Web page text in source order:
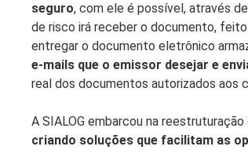
seguro, com ele é possível, através
de risco irá receber o documento,
entregar o documento eletrônico
e-mails que o emissor desejar e
real dos documentos autorizados aos
A SIALOG embarcou na
criando soluções que facilitam as